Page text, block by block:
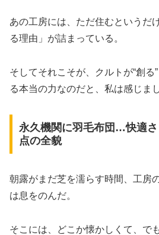
あの工房には、ただ住むというだ
る理由」が詰まっている。
そしてそれこそが、クルトが“創る
る本当の力なのだと、私は感じまし
永久機関に羽毛布団…快適
点の全貌
朝露がまだ芝を濡らす時間、工房
は息をのんだ。
そこには、どこか懐かしくて、で